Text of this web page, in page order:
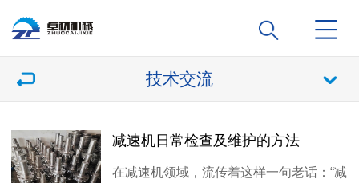
技术交流
减速机日常检查及维护的方法
在减速机领域，流传着这样一句老话：“减